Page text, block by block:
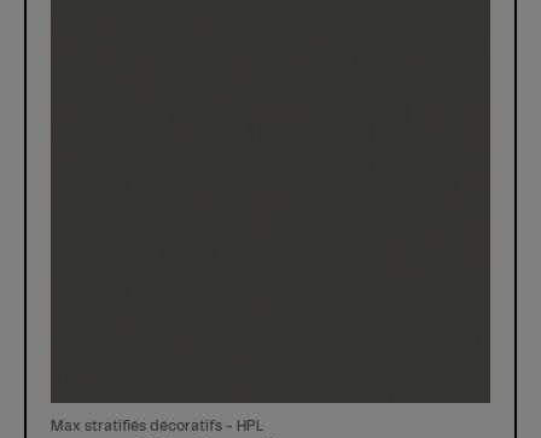
Max stratifiés décoratifs - HPL